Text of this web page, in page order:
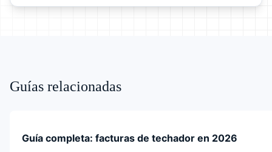
Guías relacionadas
Guía completa: facturas de techador en 2026